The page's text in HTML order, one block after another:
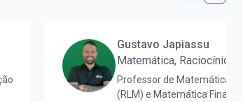
Gustavo Japiassu
Matemática, Raciocínio
Professor de Matemática,
(RLM) e Matemática